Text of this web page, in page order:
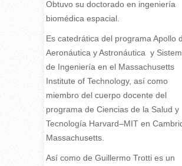
Obtuvo su doctorado en ingeniería
biomédica espacial.
Es catedrática del programa Apollo
Aeronáutica y Astronáutica y
de Ingeniería en el Massachusetts
Institute of Technology, así como
miembro del cuerpo docente del
programa de Ciencias de la Salud y
Tecnología Harvard–MIT en
Massachusetts.
Así como de Guillermo Trotti es un